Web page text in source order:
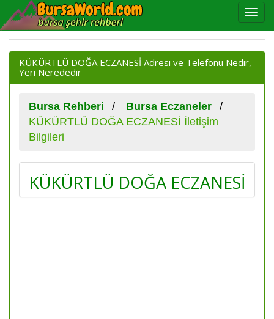
KÜKÜRTLÜ DOĞA ECZANESİ Adresi ve Telefonu Nedir,
Yeri Nerededir
Bursa Rehberi
Bursa Eczaneler
KÜKÜRTLÜ DOĞA ECZANESİ İletişim
Bilgileri
KÜKÜRTLÜ DOĞA ECZANESİ